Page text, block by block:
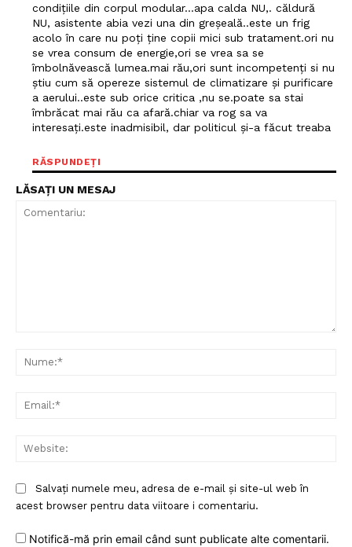
condițiile din corpul modular…apa calda NU,. căldură
NU, asistente abia vezi una din greșeală..este un frig
acolo în care nu poți ține copii mici sub tratament.ori nu
se vrea consum de energie,ori se vrea sa se
îmbolnăvească lumea.mai rău,ori sunt incompetenți si nu
știu cum să opereze sistemul de climatizare și purificare
a aerului..este sub orice critica ,nu se.poate sa stai
îmbrăcat mai rău ca afară.chiar va rog sa va
interesați.este inadmisibil, dar politicul și-a făcut treaba
RĂSPUNDEȚI
LĂSAȚI UN MESAJ
Salvați numele meu, adresa de e-mail și site-ul web în
acest browser pentru data viitoare i comentariu.
Notifică-mă prin email când sunt publicate alte comentarii.